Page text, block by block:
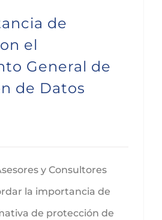
de
el
General de
de Datos
y Consultores
la importancia de
de protección de